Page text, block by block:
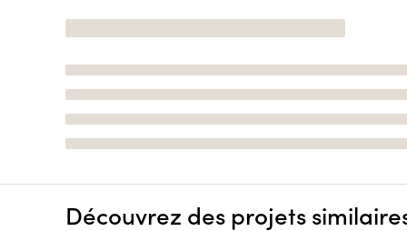
Découvrez des projets